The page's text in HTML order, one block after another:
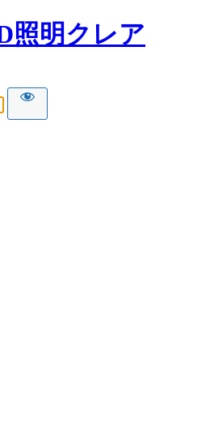
照明クレア